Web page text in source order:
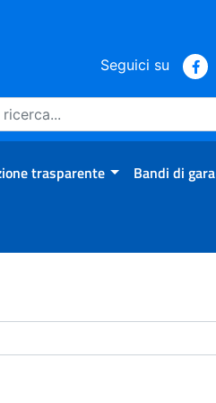
Seguici su
trasparente Bandi di gara